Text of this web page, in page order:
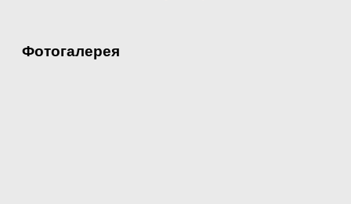
Фотогалерея